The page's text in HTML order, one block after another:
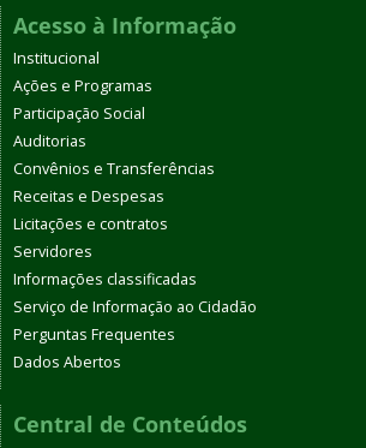
Acesso à Informação
Institucional
Ações e Programas
Participação Social
Auditorias
Convênios e Transferências
Receitas e Despesas
Licitações e contratos
Servidores
Informações classificadas
Serviço de Informação ao Cidadão
Perguntas Frequentes
Dados Abertos
Central de Conteúdos